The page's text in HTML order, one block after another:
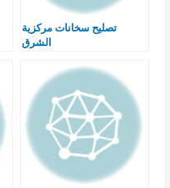
تصليح سخانات مركزية
الشرق